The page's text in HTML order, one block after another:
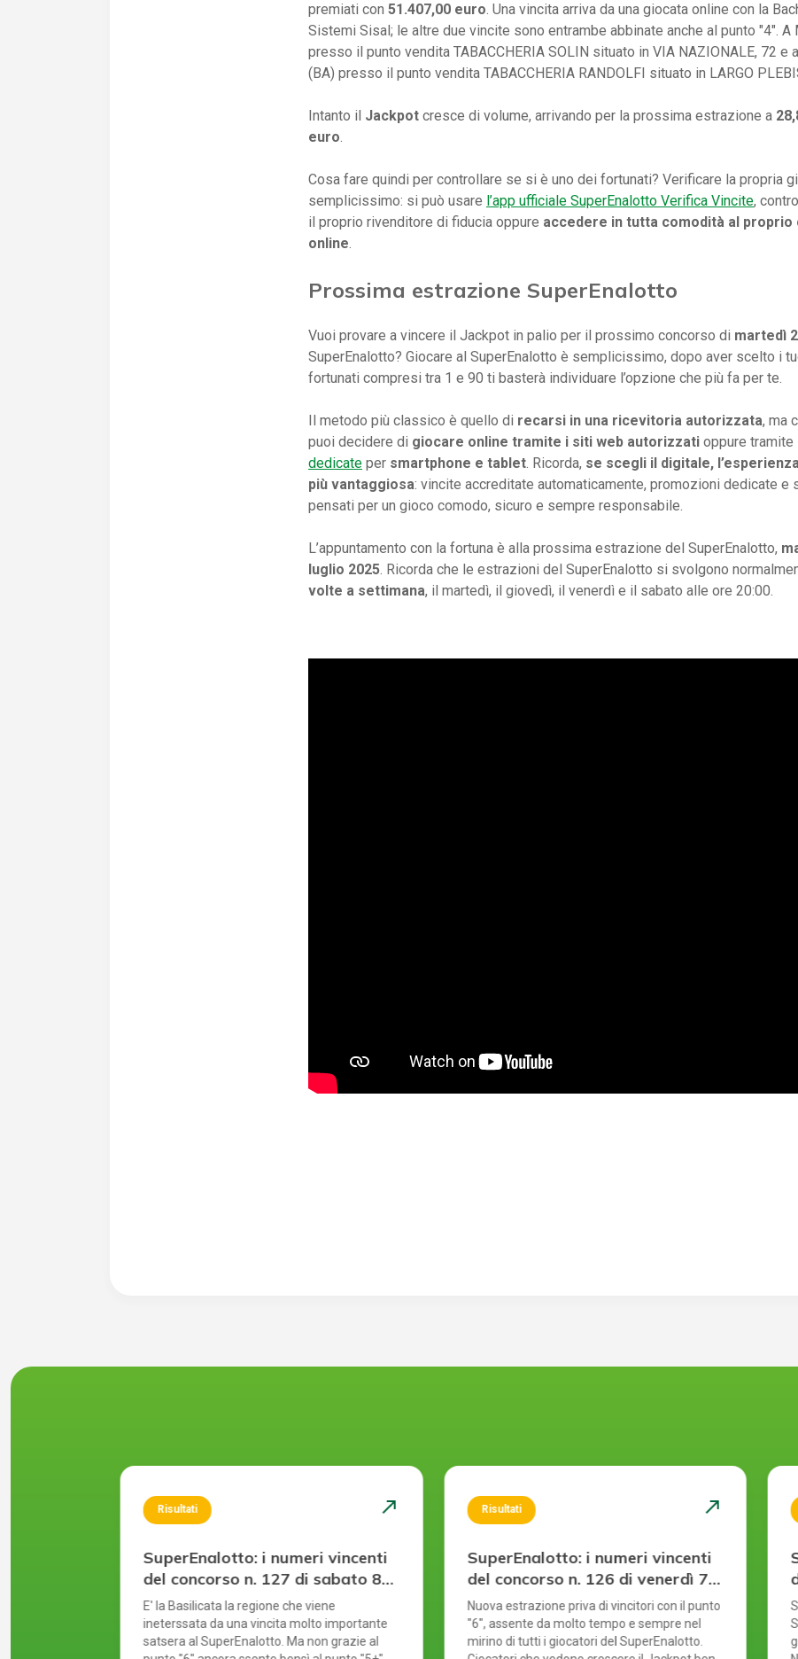
premiati con 51.407,00 euro. Una vincita arriva da una giocata online con la
Sistemi Sisal; le altre due vincite sono entrambe abbinate anche al punto "4". A
presso il punto vendita TABACCHERIA SOLIN situato in VIA NAZIONALE, 72 e a
(BA) presso il punto vendita TABACCHERIA RANDOLFI situato in LARGO
Intanto il Jackpot cresce di volume, arrivando per la prossima estrazione a
euro.
Cosa fare quindi per controllare se si è uno dei fortunati? Verificare la propria
semplicissimo: si può usare l’app ufficiale SuperEnalotto Verifica Vincite,
il proprio rivenditore di fiducia oppure accedere in tutta comodità al proprio
online.
Prossima estrazione SuperEnalotto
Vuoi provare a vincere il Jackpot in palio per il prossimo concorso di martedì
SuperEnalotto? Giocare al SuperEnalotto è semplicissimo, dopo aver scelto i
fortunati compresi tra 1 e 90 ti basterà individuare l’opzione che più fa per te.
Il metodo più classico è quello di recarsi in una ricevitoria autorizzata, ma
puoi decidere di giocare online tramite i siti web autorizzati oppure tramite
dedicate per smartphone e tablet. Ricorda, se scegli il digitale,
più vantaggiosa: vincite accreditate automaticamente, promozioni dedicate e
pensati per un gioco comodo, sicuro e sempre responsabile.
L’appuntamento con la fortuna è alla prossima estrazione del SuperEnalotto,
luglio 2025. Ricorda che le estrazioni del SuperEnalotto si svolgono
volte a settimana, il martedì, il giovedì, il venerdì e il sabato alle ore 20:00.
Risultati north_east
SuperEnalotto: i numeri vincenti
del concorso n. 127 di sabato 8
agosto 2026
E' la Basilicata la regione che viene
ineterssata da una vincita molto importante
satsera al SuperEnalotto. Ma non grazie al
Risultati north_east
SuperEnalotto: i numeri vincenti
del concorso n. 126 di venerdì 7
agosto 2026
Nuova estrazione priva di vincitori con il punto
"6", assente da molto tempo e sempre nel
mirino di tutti i giocatori del SuperEnalotto.